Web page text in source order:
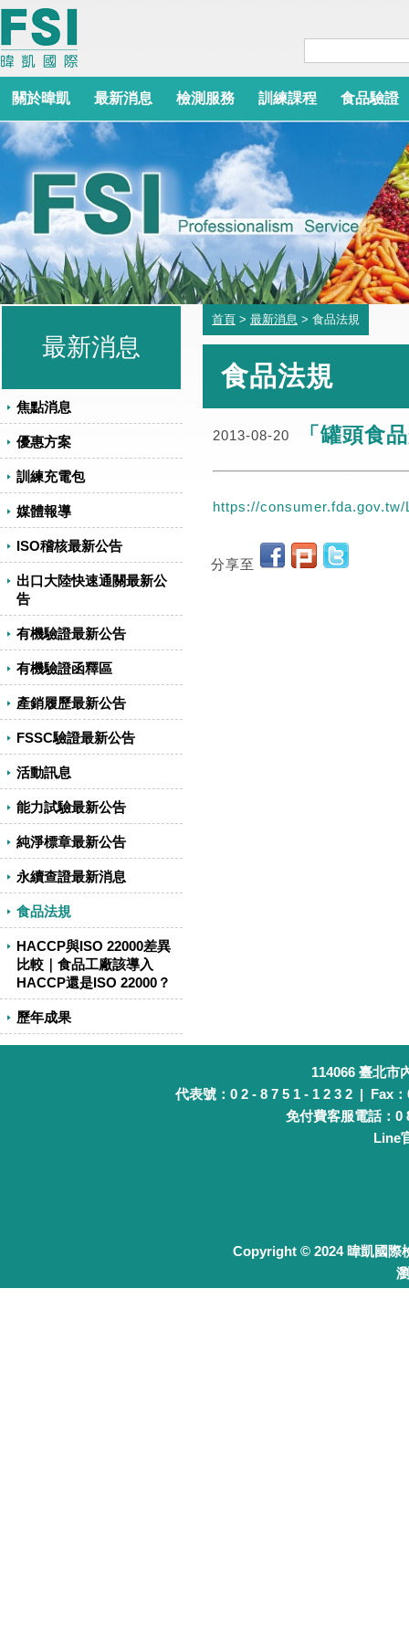
關於暐凱 最新消息 檢測服務 訓練課程 食品驗證
最新消息
焦點消息
優惠方案
訓練充電包
媒體報導
ISO稽核最新公告
出口大陸快速通關最新公
告
有機驗證最新公告
有機驗證函釋區
產銷履歷最新公告
FSSC驗證最新公告
活動訊息
能力試驗最新公告
純淨標章最新公告
永續查證最新消息
食品法規
HACCP與ISO 22000差異
比較｜食品工廠該導入
HACCP還是ISO 22000？
歷年成果
首頁 > 最新消息 > 食品法規
食品法規
2013-08-20 「罐頭食
https://
分享至
114066 臺北市
代表號：0 2 - 8 7 5 1 - 1 2 3 2 | Fax
免付費客服電話：0
Line
Copyright © 2024 暐凱國際